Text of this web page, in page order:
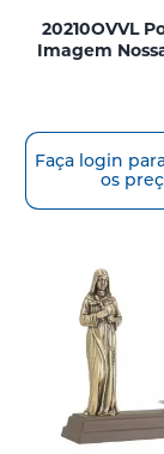
20210OVVL
Imagem
Faça login
os